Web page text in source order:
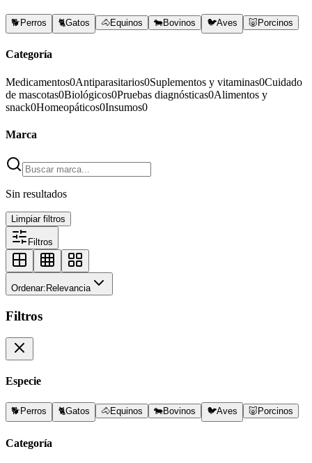
🐕 Perros 🐈Gatos 🐴Equinos 🐄Bovinos 🐦Aves 🐷 Porcinos
Categoría
Medicamentos0Antiparasitarios0Suplementos y vitaminas0Cuidado
de mascotas0Biológicos0Pruebas diagnósticas0Alimentos y
snack0Homeopáticos0Insumos0
Marca
Sin resultados
Limpiar filtros
Filtros
Ordenar: Relevancia
Filtros
Especie
🐕 Perros 🐈Gatos 🐴Equinos 🐄Bovinos 🐦Aves 🐷 Porcinos
Categoría